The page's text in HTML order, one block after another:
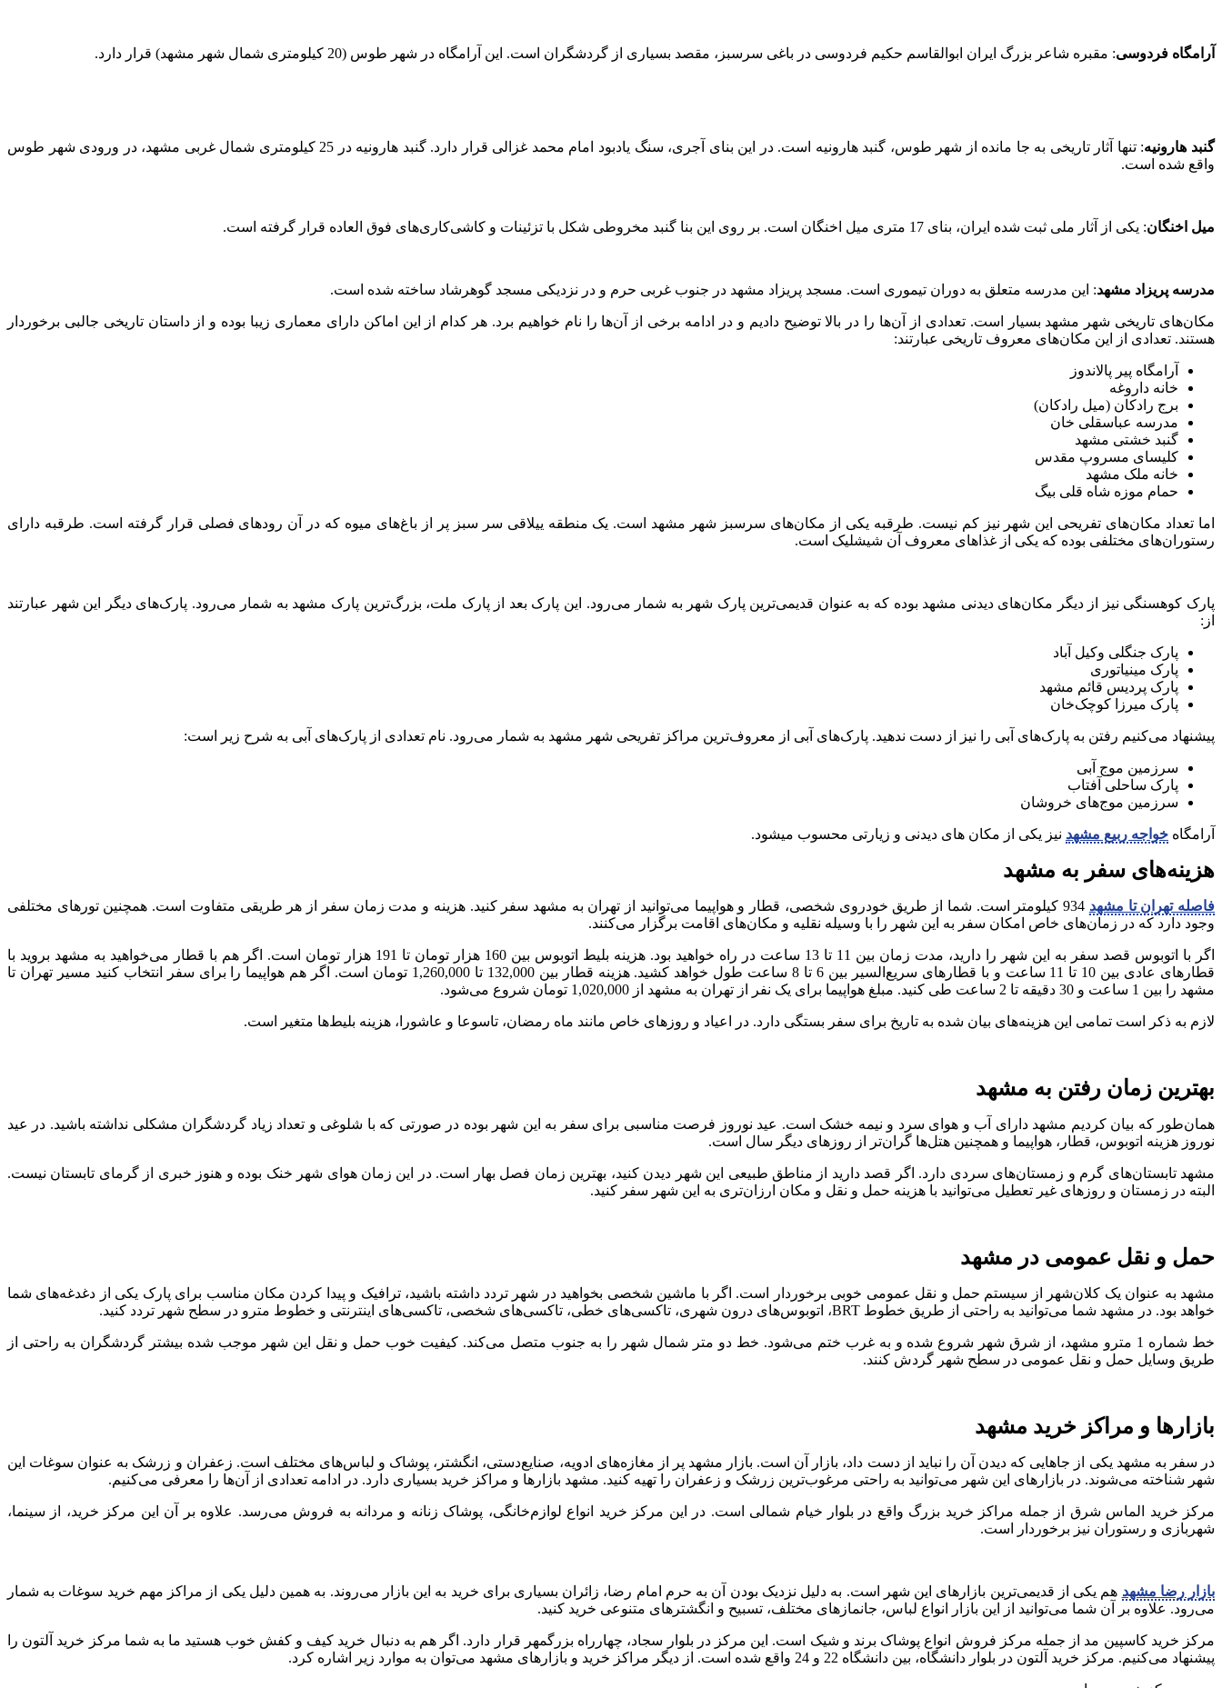
آرامگاه فردوسی: مقبره شاعر بزرگ ایران ابوالقاسم حکیم فردوسی در باغی سرسبز، مقصد بسیاری از گردشگران است. این آرامگاه در شهر طوس (20 کیلومتری شمال شهر مشهد) قرار دارد.
گنبد هارونیه
: تنها آثار تاریخی به جا مانده از شهر طوس، گنبد هارونیه است. در این بنای آجری، سنگ یادبود امام محمد غزالی قرار دارد. گنبد هارونیه در 25 کیلومتری شمال غربی مشهد، در ورودی شهر طوس
واقع شده است.
میل اخنگان: یکی از آثار ملی ثبت شده ایران، بنای 17 متری میل اخنگان است. بر روی این بنا گنبد مخروطی شکل با تزئینات و کاشی‌کاری‌های فوق العاده قرار گرفته است.
مدرسه پریزاد مشهد: این مدرسه متعلق به دوران تیموری است. مسجد پریزاد مشهد در جنوب غربی حرم و در نزدیکی مسجد گوهرشاد ساخته شده است.
مکان‌های تاریخی شهر مشهد بسیار است. تعدادی از آن‌ها را در بالا توضیح دادیم و در ادامه برخی از آن‌ها را نام خواهیم برد. هر کدام از این اماکن دارای معماری زیبا بوده و از داستان تاریخی جالبی برخوردار
هستند. تعدادی از این مکان‌های معروف تاریخی عبارتند:
آرامگاه پیر پالاندوز
خانه داروغه
برج رادکان (میل رادکان)
مدرسه عباسقلی خان
گنبد خشتی مشهد
کلیسای مسروپ مقدس
خانه ملک مشهد
حمام موزه شاه قلی بیگ
اما تعداد مکان‌های تفریحی این شهر نیز کم نیست. طرقبه یکی از مکان‌های سرسبز شهر مشهد است. یک منطقه ییلاقی سر سبز پر از باغ‌های میوه که در آن رودهای فصلی قرار گرفته است. طرقبه دارای
رستوران‌های مختلفی بوده که یکی از غذاهای معروف آن شیشلیک است.
پارک کوهسنگی نیز از دیگر مکان‌های دیدنی مشهد بوده که به عنوان قدیمی‌ترین پارک شهر به شمار می‌رود. این پارک بعد از پارک ملت، بزرگ‌ترین پارک مشهد به شمار می‌رود. پارک‌های دیگر این شهر عبارتند
از:
پارک جنگلی وکیل آباد
پارک مینیاتوری
پارک پردیس قائم مشهد
پارک میرزا کوچک‌خان
پیشنهاد می‌کنیم رفتن به پارک‌های آبی را نیز از دست ندهید. پارک‌های آبی از معروف‌ترین مراکز تفریحی شهر مشهد به شمار می‌رود. نام تعدادی از پارک‌های آبی به شرح زیر است:
سرزمین موج آبی
پارک ساحلی آفتاب
سرزمین موج‌های خروشان
آرامگاه خواجه ربیع مشهد نیز یکی از مکان های دیدنی و زیارتی محسوب میشود.
هزینه‌های سفر به مشهد
فاصله تهران تا مشهد
934 کیلومتر است. شما از طریق خودروی شخصی، قطار و هواپیما می‌توانید از تهران به مشهد سفر کنید. هزینه و مدت زمان سفر از هر طریقی متفاوت است. همچنین تورهای مختلفی
وجود دارد که در زمان‌های خاص امکان سفر به این شهر را با وسیله نقلیه و مکان‌های اقامت برگزار می‌کنند.
اگر با اتوبوس قصد سفر به این شهر را دارید، مدت زمان بین 11 تا 13 ساعت در راه خواهید بود. هزینه بلیط اتوبوس بین 160 هزار تومان تا 191 هزار تومان است. اگر هم با قطار می‌خواهید به مشهد بروید با
قطارهای عادی بین 10 تا 11 ساعت و با قطارهای سریع‌السیر بین 6 تا 8 ساعت طول خواهد کشید. هزینه قطار بین 132,000 تا 1,260,000 تومان است. اگر هم هواپیما را برای سفر انتخاب کنید مسیر تهران تا
مشهد را بین 1 ساعت و 30 دقیقه تا 2 ساعت طی کنید. مبلغ هواپیما برای یک نفر از تهران به مشهد از 1,020,000 تومان شروع می‌شود.
لازم به ذکر است تمامی این هزینه‌های بیان شده به تاریخ برای سفر بستگی دارد. در اعیاد و روزهای خاص مانند ماه رمضان، تاسوعا و عاشورا، هزینه بلیط‌ها متغیر است.
بهترین زمان رفتن به مشهد
همان‌طور که بیان کردیم مشهد دارای آب و هوای سرد و نیمه خشک است. عید نوروز فرصت مناسبی برای سفر به این شهر بوده در صورتی که با شلوغی و تعداد زیاد گردشگران مشکلی نداشته باشید. در عید
نوروز هزینه اتوبوس، قطار، هواپیما و همچنین هتل‌ها گران‌تر از روزهای دیگر سال است.
مشهد تابستان‌های گرم و زمستان‌های سردی دارد. اگر قصد دارید از مناطق طبیعی این شهر دیدن کنید، بهترین زمان فصل بهار است. در این زمان هوای شهر خنک بوده و هنوز خبری از گرمای تابستان نیست.
البته در زمستان و روزهای غیر تعطیل می‌توانید با هزینه حمل و نقل و مکان ارزان‌تری به این شهر سفر کنید.
حمل و نقل عمومی در مشهد
مشهد به‌ عنوان یک کلان‌شهر از سیستم حمل و نقل عمومی خوبی برخوردار است. اگر با ماشین شخصی بخواهید در شهر تردد داشته باشید، ترافیک و پیدا کردن مکان مناسب برای پارک یکی از دغدغه‌های شما
خواهد بود. در مشهد شما می‌توانید به راحتی از طریق خطوط BRT، اتوبوس‌های درون شهری، تاکسی‌های خطی، تاکسی‌های شخصی، تاکسی‌های اینترنتی و خطوط مترو در سطح شهر تردد کنید.
خط شماره 1 مترو مشهد، از شرق شهر شروع شده و به غرب ختم می‌شود. خط دو متر شمال شهر را به جنوب متصل می‌کند. کیفیت خوب حمل و نقل این شهر موجب شده بیشتر گردشگران به راحتی از
طریق وسایل حمل و نقل عمومی در سطح شهر گردش کنند.
بازارها و مراکز خرید مشهد
در سفر به مشهد یکی از جاهایی که دیدن آن را نباید از دست داد، بازار آن است. بازار مشهد پر از مغازه‌های ادویه، صنایع‌دستی، انگشتر، پوشاک و لباس‌های مختلف است. زعفران و زرشک به عنوان سوغات این
شهر شناخته می‌شوند. در بازارهای این شهر می‌توانید به راحتی مرغوب‌ترین زرشک و زعفران را تهیه کنید. مشهد بازارها و مراکز خرید بسیاری دارد. در ادامه تعدادی از آن‌ها را معرفی می‌کنیم.
مرکز خرید الماس شرق از جمله مراکز خرید بزرگ واقع در بلوار خیام شمالی است. در این مرکز خرید انواع لوازم‌خانگی، پوشاک زنانه و مردانه به فروش می‌رسد. علاوه بر آن این مرکز خرید، از سینما،
شهربازی و رستوران نیز برخوردار است.
بازار رضا مشهد هم یکی از قدیمی‌ترین بازارهای این شهر است. به دلیل نزدیک بودن آن به حرم امام رضا، زائران بسیاری برای خرید به این بازار می‌روند. به همین دلیل یکی از مراکز مهم خرید سوغات به شمار
می‌رود. علاوه بر آن شما می‌توانید از این بازار انواع لباس، جانمازهای مختلف، تسبیح و انگشترهای متنوعی خرید کنید.
مرکز خرید کاسپین مد از جمله مرکز فروش انواع پوشاک برند و شیک است. این مرکز در بلوار سجاد، چهارراه بزرگمهر قرار دارد. اگر هم به دنبال خرید کیف و کفش خوب هستید ما به شما مرکز خرید آلتون را
پیشنهاد می‌کنیم. مرکز خرید آلتون در بلوار دانشگاه، بین دانشگاه 22 و 24 واقع شده است. از دیگر مراکز خرید و بازارهای مشهد می‌توان به موارد زیر اشاره کرد.